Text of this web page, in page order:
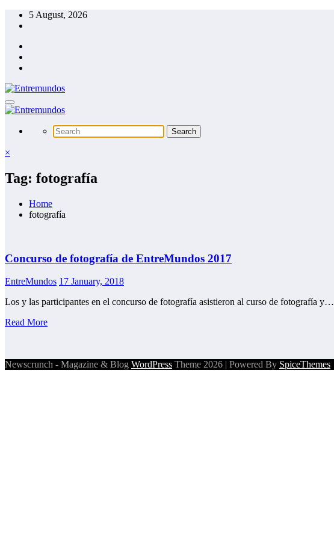
Skip
5 August, 2026
×
Tag: fotografía
Home
fotografía
Concurso de fotografía de EntreMundos 2017
EntreMundos 17 January, 2018
Los y las participantes en el concurso de fotografía asistieron al curso de fotografía y…
Read More
Newscrunch - Magazine & Blog WordPress Theme 2026 | Powered By SpiceThemes